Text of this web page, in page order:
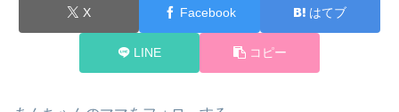
X Facebook はてブ
LINE コピー